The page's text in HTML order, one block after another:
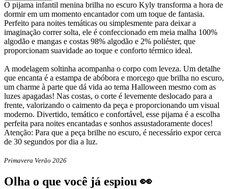
O pijama infantil menina brilha no escuro Kyly transforma a hora de
dormir em um momento encantador com um toque de fantasia.
Perfeito para noites temáticas ou simplesmente para deixar a
imaginação correr solta, ele é confeccionado em meia malha 100%
algodão e mangas e costas 98% algodão e 2% poliéster, que
proporcionam suavidade ao toque e conforto térmico ideal.
A modelagem soltinha acompanha o corpo com leveza. Um detalhe
que encanta é a estampa de abóbora e morcego que brilha no escuro,
um charme à parte que dá vida ao tema Halloween mesmo com as
luzes apagadas! Nas costas, o corte é levemente deslocado para a
frente, valorizando o caimento da peça e proporcionando um visual
moderno. Divertido, temático e confortável, esse pijama é a escolha
perfeita para noites encantadas e sonhos assustadoramente doces!
Atenção: Para que a peça brilhe no escuro, é necessário expor cerca
de 30 segundos por dia a luz.
Primavera Verão 2026
Olha o que você já espiou 👀